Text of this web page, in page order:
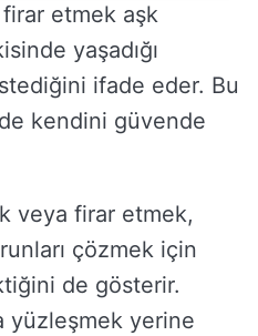
etmek aşk
yaşadığı
ifade eder. Bu
kendini güvende
veya firar etmek,
çözmek için
de gösterir.
yüzleşmek yerine